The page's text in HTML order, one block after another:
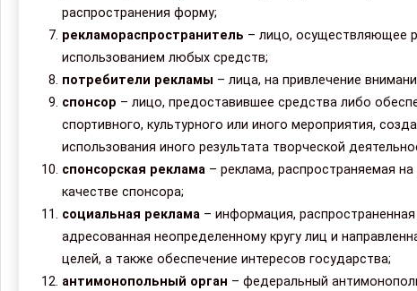
распространения форму;
рекламораспространитель – лицо, осуществляющее
использованием любых средств;
потребители рекламы – лица, на привлечение
спонсор – лицо, предоставившее средства либо
спортивного, культурного или иного мероприятия,
использования иного результата творческой
спонсорская реклама – реклама, распространяемая
качестве спонсора;
социальная реклама – информация,
адресованная неопределенному кругу лиц и
целей, а также обеспечение интересов государства;
антимонопольный орган – федеральный